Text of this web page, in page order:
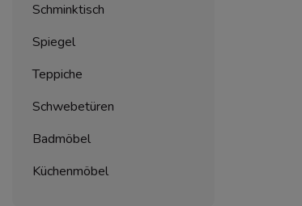
Schminktisch
Spiegel
Teppiche
Schwebetüren
Badmöbel
Küchenmöbel